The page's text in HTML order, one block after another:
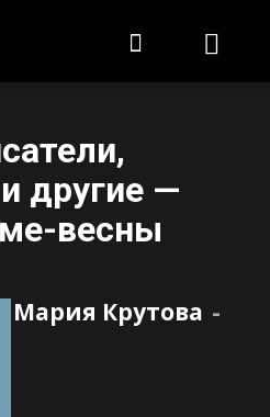
другие —
весны
Мария Крутова -